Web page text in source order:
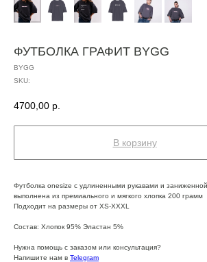
ФУТБОЛКА ГРАФИТ BYGG
BYGG
SKU:
4700,00 р.
В корзину
Футболка onesize с удлиненными рукавами и
выполнена из премиального и мягкого хлопка 200 грамм
Подходит на размеры от XS-XXXL
Состав: Хлопок 95% Эластан 5%
Нужна помощь с заказом или консультация?
Напишите нам в Telegram